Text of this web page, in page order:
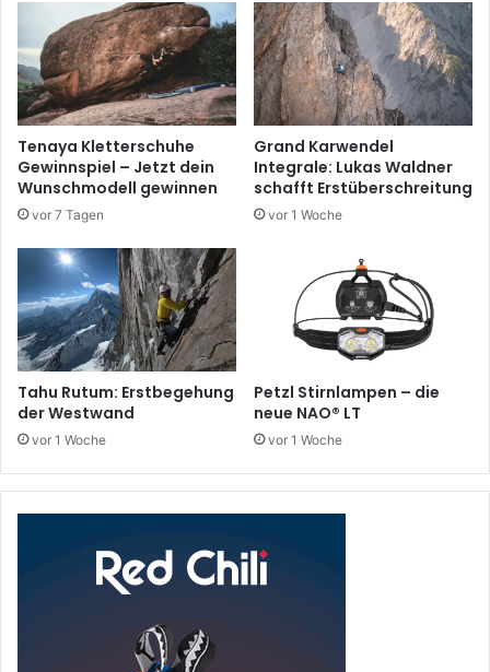
Tenaya Kletterschuhe
Gewinnspiel – Jetzt dein
Wunschmodell gewinnen
vor 7 Tagen
Grand Karwendel
Integrale: Lukas Waldner
schafft Erstüberschreitung
vor 1 Woche
Tahu Rutum: Erstbegehung
der Westwand
vor 1 Woche
Petzl Stirnlampen – die
neue NAO® LT
vor 1 Woche